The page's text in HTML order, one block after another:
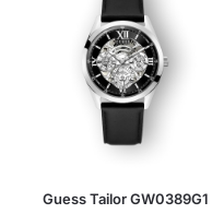
Guess Tailor GW0389G1